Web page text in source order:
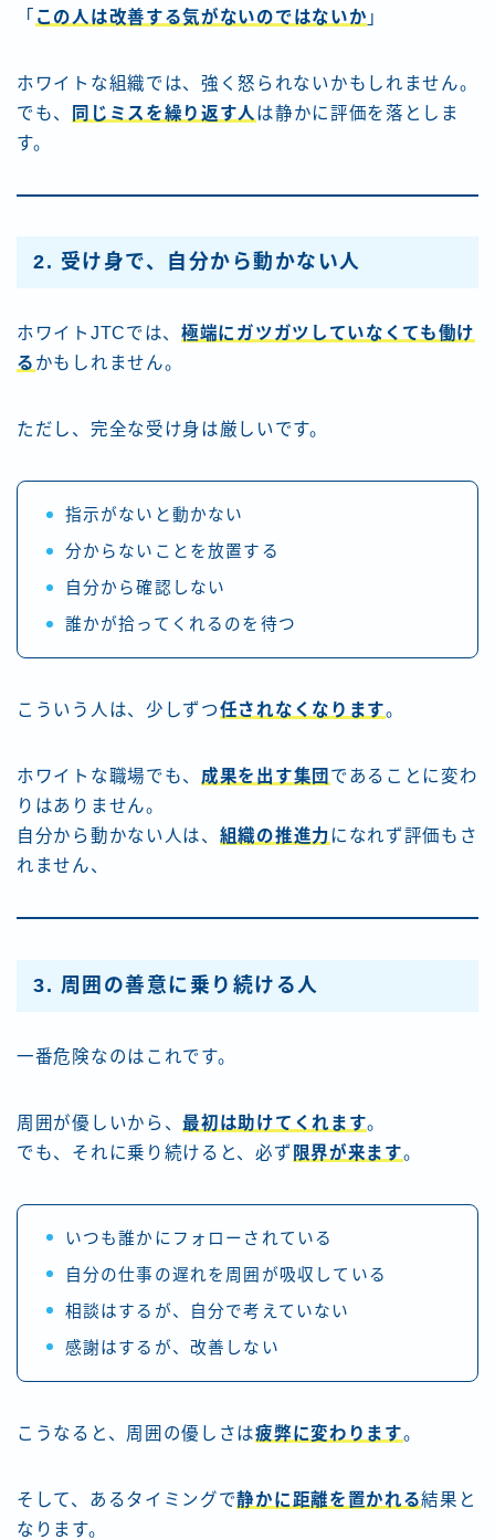
「 この人は改善する気がないのではないか 」
ホワイトな組織では、強く怒られないかもしれません。
でも、
同じミスを繰り返す人 は静かに評価を落としま
す。
2. 受け身で、自分から動かない人
ホワイトJTCでは、 極端にガツガツしていなくても働け
る かもしれません。
ただし、完全な受け身は厳しいです。
指示がないと動かない
分からないことを放置する
自分から確認しない
誰かが拾ってくれるのを待つ
こういう人は、少しずつ任されなくなります。
ホワイトな職場でも、 成果を出す集団 であることに変わ
りはありません。
自分から動かない人は、 組織の推進力 になれず評価もさ
れません、
3. 周囲の善意に乗り続ける人
一番危険なのはこれです。
周囲が優しいから、最初は助けてくれます。
でも、それに乗り続けると、必ず 限界が来ます。
いつも誰かにフォローされている
自分の仕事の遅れを周囲が吸収している
相談はするが、自分で考えていない
感謝はするが、改善しない
こうなると、周囲の優しさは疲弊に変わります。
そして、あるタイミングで静かに距離を置かれる結果と
なります。